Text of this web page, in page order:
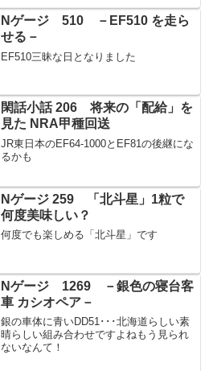
Nゲージ 510 －EF510 を走ら
せる－
EF510三昧な日となりました
閑話小話 206 将来の「配給」を
見た NRA甲種回送
JR東日本のEF64-1000とEF81の後継にな
るかも
Nゲージ 259 「北斗星」1粒で
何度美味しい？
何度でも楽しめる「北斗星」です
Nゲージ 1269 －銀色の寝台客
車 カシオペア－
銀の車体に青いDD51･･･北海道らしい素
晴らしい組み合わせですよねもう見られ
ないなんて！